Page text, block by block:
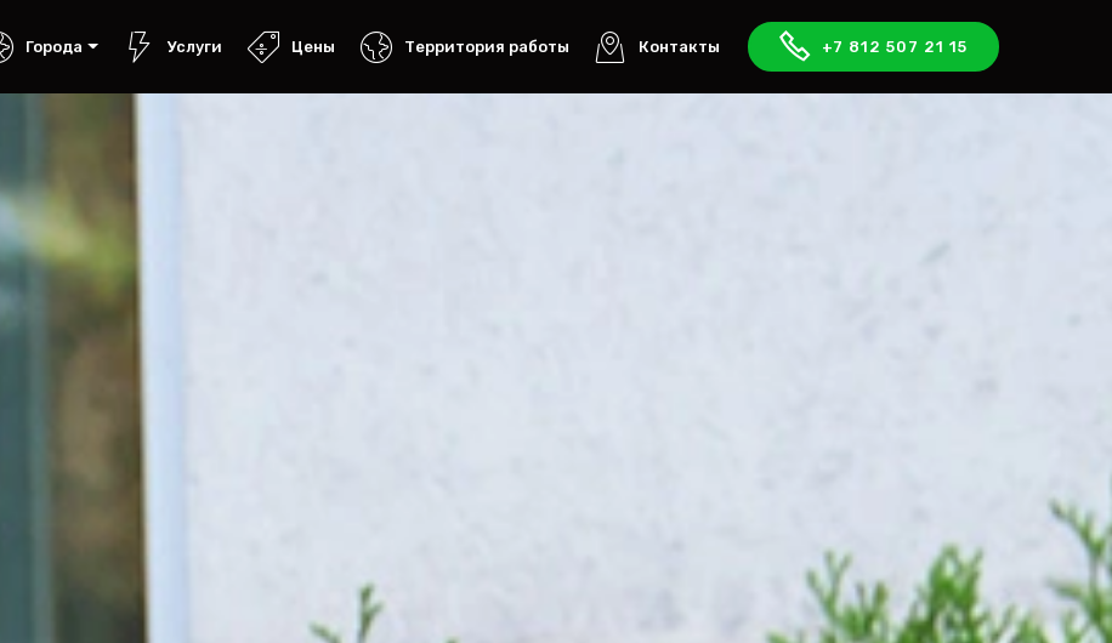
Города Услуги Цены Территория работы Контакты +7 812 507 21 15